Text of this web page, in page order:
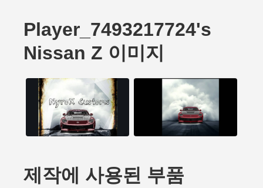
Player_7493217724's
Nissan Z 이미지
제작에 사용된 부품